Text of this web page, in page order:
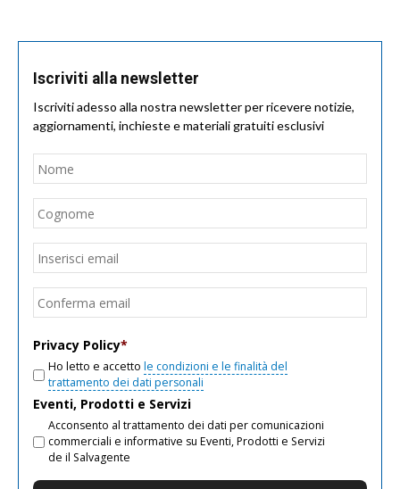
Iscriviti alla newsletter
Iscriviti adesso alla nostra newsletter per ricevere notizie,
aggiornamenti, inchieste e materiali gratuiti esclusivi
Nome
Email
Privacy Policy*
Ho letto e accetto le condizioni e le finalità del
trattamento dei dati personali
Eventi, Prodotti e Servizi
Acconsento al trattamento dei dati per comunicazioni
commerciali e informative su Eventi, Prodotti e Servizi
de il Salvagente